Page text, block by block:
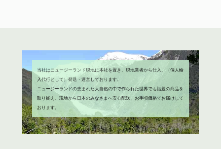
当社はニュージーランド現地に本社を置き、現地業者から仕入、（個人輸
入代行として）発送・運営しております。
ニュージーランドの恵まれた大自然の中で作られた世界でも話題の商品を
取り揃え、現地から日本のみなさまへ安心配送、お手頃価格でお届けして
おります。